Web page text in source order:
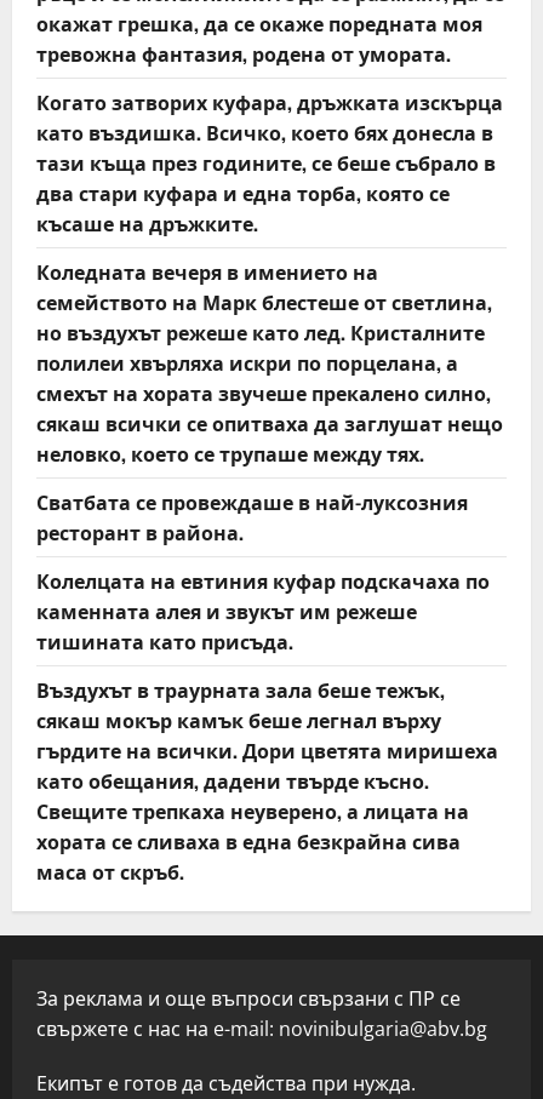
окажат грешка, да се окаже поредната моя
тревожна фантазия, родена от умората.
Когато затворих куфара, дръжката изскърца
като въздишка. Всичко, което бях донесла в
тази къща през годините, се беше събрало в
два стари куфара и една торба, която се
късаше на дръжките.
Коледната вечеря в имението на
семейството на Марк блестеше от светлина,
но въздухът режеше като лед. Кристалните
полилеи хвърляха искри по порцелана, а
смехът на хората звучеше прекалено силно,
сякаш всички се опитваха да заглушат нещо
неловко, което се трупаше между тях.
Сватбата се провеждаше в най-луксозния
ресторант в района.
Колелцата на евтиния куфар подскачаха по
каменната алея и звукът им режеше
тишината като присъда.
Въздухът в траурната зала беше тежък,
сякаш мокър камък беше легнал върху
гърдите на всички. Дори цветята миришеха
като обещания, дадени твърде късно.
Свещите трепкаха неуверено, а лицата на
хората се сливаха в една безкрайна сива
маса от скръб.
За реклама и още въпроси свързани с ПР се
свържете с нас на e-mail: novinibulgaria@abv.bg
Екипът е готов да съдейства при нужда.